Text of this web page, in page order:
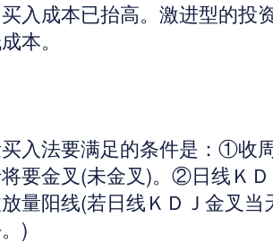
成本已抬高。激进型的投
本。
法要满足的条件是：①收
要金叉(未金叉)。②日线Ｋ
量阳线(若日线ＫＤＪ金叉
)